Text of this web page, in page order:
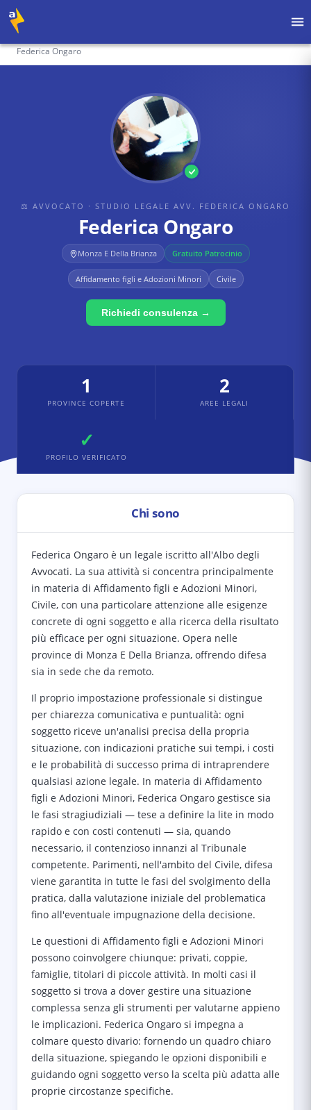
Federica Ongaro
⚖ AVVOCATO · STUDIO LEGALE AVV. FEDERICA ONGARO
Federica Ongaro
Monza E Della Brianza Gratuito Patrocinio
Affidamento figli e Adozioni Minori Civile
Richiedi consulenza →
1
PROVINCE COPERTE
2
AREE LEGALI
✓
PROFILO VERIFICATO
Chi sono
Federica Ongaro è un legale iscritto all'Albo degli
Avvocati. La sua attività si concentra principalmente
in materia di Affidamento figli e Adozioni Minori,
Civile, con una particolare attenzione alle esigenze
concrete di ogni soggetto e alla ricerca della risultato
più efficace per ogni situazione. Opera nelle
province di Monza E Della Brianza, offrendo difesa
sia in sede che da remoto.
Il proprio impostazione professionale si distingue
per chiarezza comunicativa e puntualità: ogni
soggetto riceve un'analisi precisa della propria
situazione, con indicazioni pratiche sui tempi, i costi
e le probabilità di successo prima di intraprendere
qualsiasi azione legale. In materia di Affidamento
figli e Adozioni Minori, Federica Ongaro gestisce sia
le fasi stragiudiziali — tese a definire la lite in modo
rapido e con costi contenuti — sia, quando
necessario, il contenzioso innanzi al Tribunale
competente. Parimenti, nell'ambito del Civile, difesa
viene garantita in tutte le fasi del svolgimento della
pratica, dalla valutazione iniziale del problematica
fino all'eventuale impugnazione della decisione.
Le questioni di Affidamento figli e Adozioni Minori
possono coinvolgere chiunque: privati, coppie,
famiglie, titolari di piccole attività. In molti casi il
soggetto si trova a dover gestire una situazione
complessa senza gli strumenti per valutarne appieno
le implicazioni. Federica Ongaro si impegna a
colmare questo divario: fornendo un quadro chiaro
della situazione, spiegando le opzioni disponibili e
guidando ogni soggetto verso la scelta più adatta alle
proprie circostanze specifiche.